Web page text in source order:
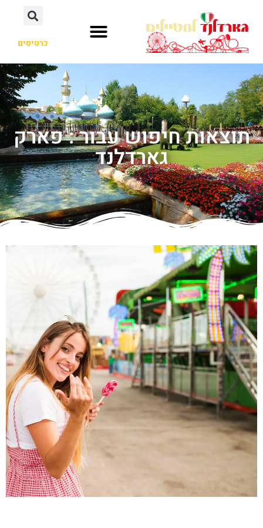
כרטיסים
תוצאות חיפוש עבור : פארק
גארדלנד